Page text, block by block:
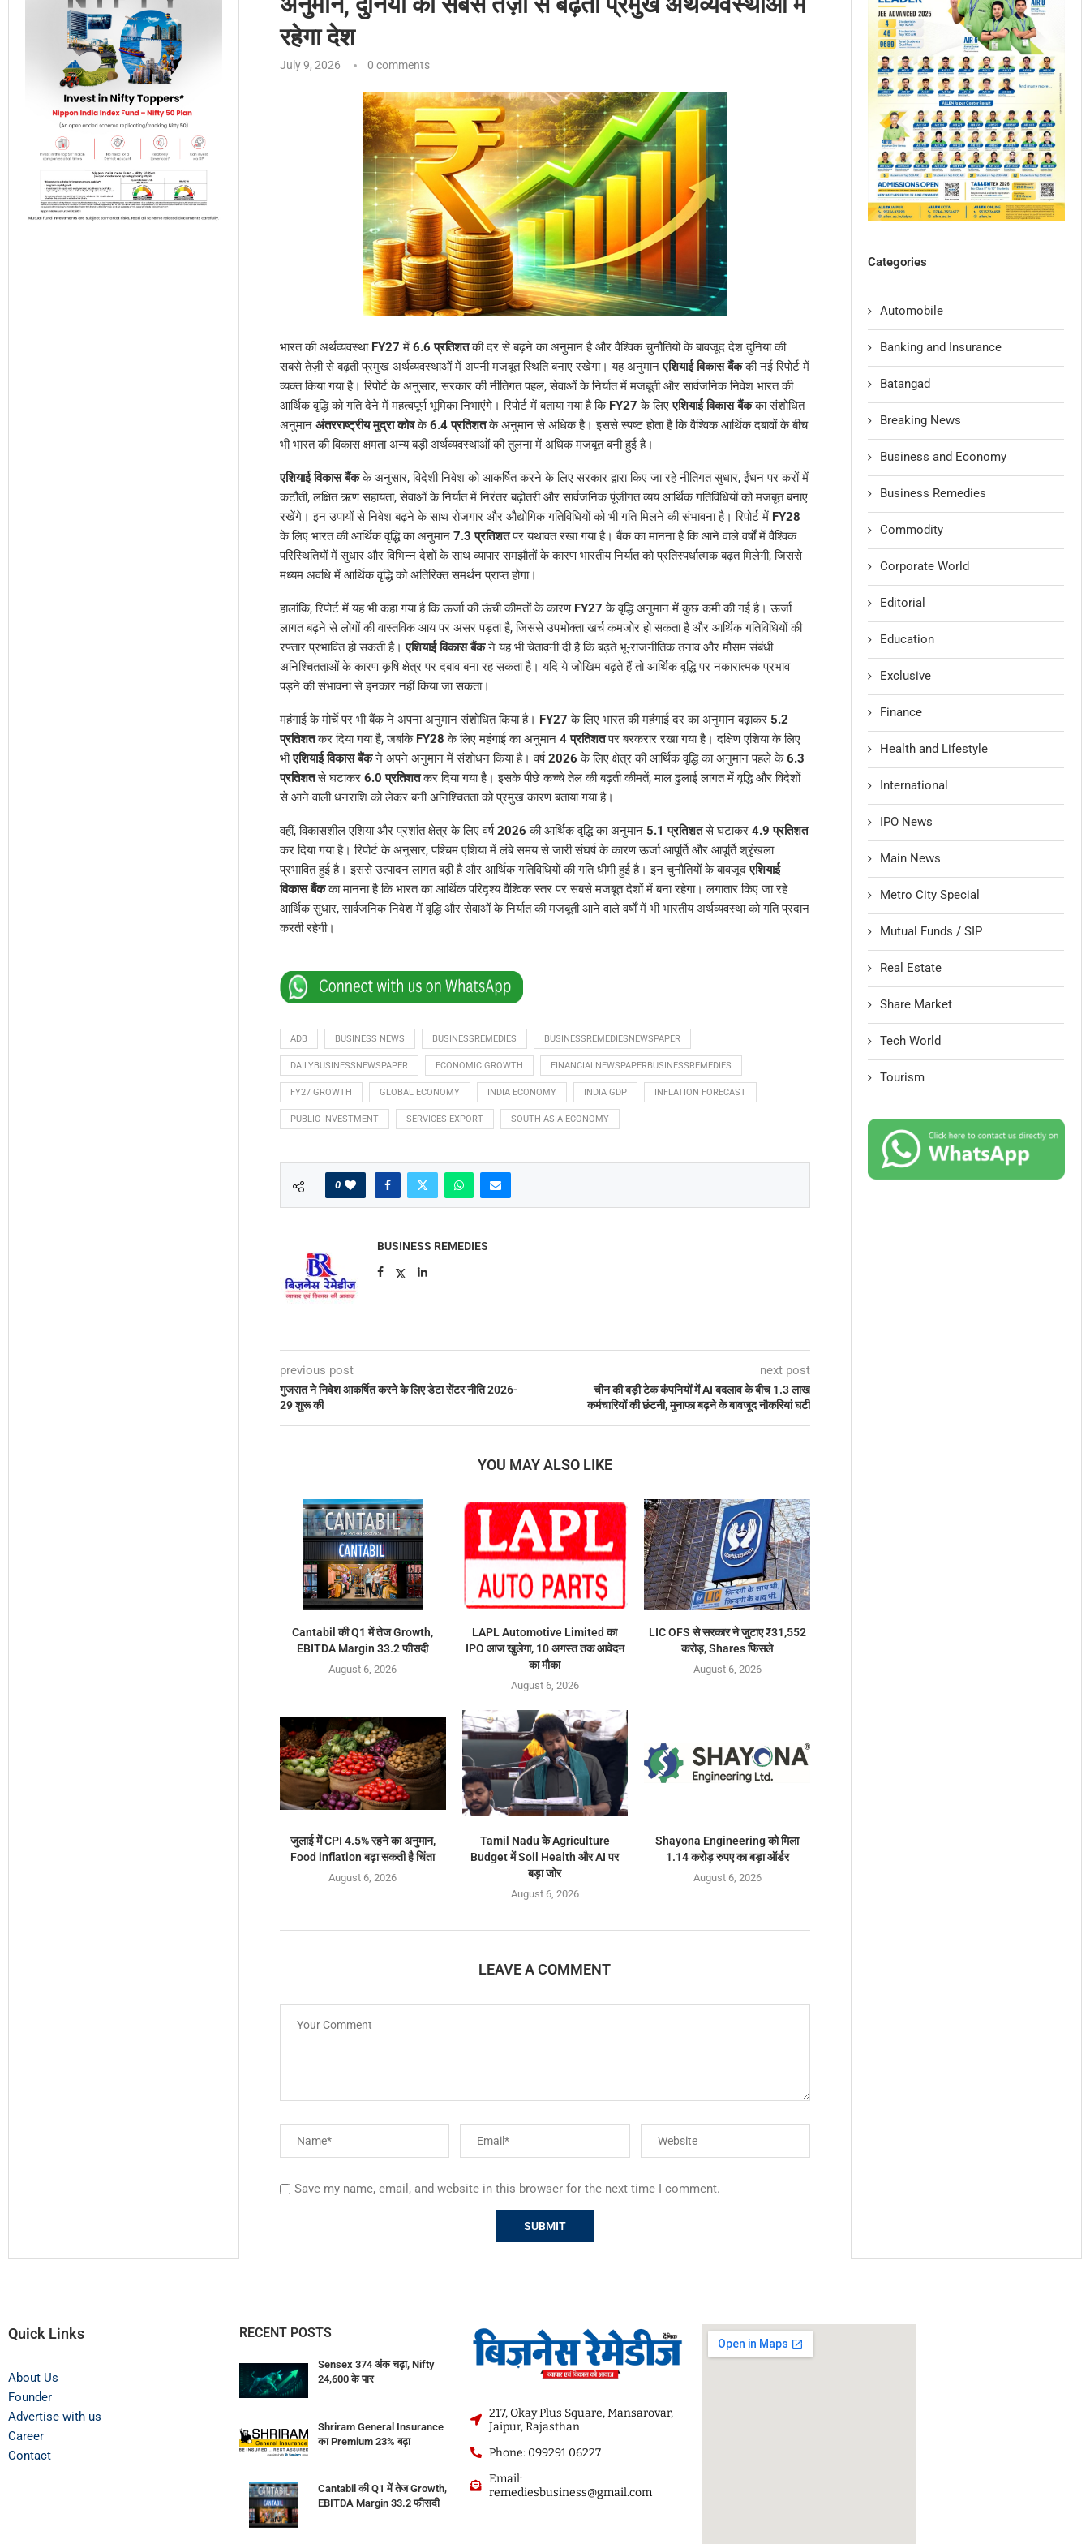
रहेगा देश
July 9, 2026 0 comments
भारत की अर्थव्यवस्था FY27 में 6.6 प्रतिशतकी दर से बढ़ने का अनुमान है और वैश्विक चुनौतियों के बावजूद देश दुनिया की
सबसे तेज़ी से बढ़ती प्रमुख अर्थव्यवस्थाओं में अपनी मजबूत स्थिति बनाए रखेगा। यह अनुमानएशियाई विकास बैंककी नई रिपोर्ट में
व्यक्त किया गया है। रिपोर्ट के अनुसार, सरकार की नीतिगत पहल, सेवाओं के निर्यात में मजबूती और सार्वजनिक निवेश भारत की
आर्थिक वृद्धि को गति देने में महत्वपूर्ण भूमिका निभाएंगे। रिपोर्ट में बताया गया है कि FY27 के लिएएशियाई विकास बैंकका संशोधित
अनुमान अंतरराष्ट्रीय मुद्रा कोषके6.4 प्रतिशतके अनुमान से अधिक है। इससे स्पष्ट होता है कि वैश्विक आर्थिक दबावों के बीच
भी भारत की विकास क्षमता अन्य बड़ी अर्थव्यवस्थाओं की तुलना में अधिक मजबूत बनी हुई है।
एशियाई विकास बैंकके अनुसार, विदेशी निवेश को आकर्षित करने के लिए सरकार द्वारा किए जा रहे नीतिगत सुधार, ईंधन पर करों में
कटौती, लक्षित ऋण सहायता, सेवाओं के निर्यात में निरंतर बढ़ोतरी और सार्वजनिक पूंजीगत व्यय आर्थिक गतिविधियों को मजबूत बनाए
रखेंगे। इन उपायों से निवेश बढ़ने के साथ रोजगार और औद्योगिक गतिविधियों को भी गति मिलने की संभावना है। रिपोर्ट में FY28
के लिए भारत की आर्थिक वृद्धि का अनुमान 7.3 प्रतिशतपर यथावत रखा गया है। बैंक का मानना है कि आने वाले वर्षों में वैश्विक
परिस्थितियों में सुधार और विभिन्न देशों के साथ व्यापार समझौतों के कारण भारतीय निर्यात को प्रतिस्पर्धात्मक बढ़त मिलेगी, जिससे
मध्यम अवधि में आर्थिक वृद्धि को अतिरिक्त समर्थन प्राप्त होगा।
हालांकि, रिपोर्ट में यह भी कहा गया है कि ऊर्जा की ऊंची कीमतों के कारण FY27 के वृद्धि अनुमान में कुछ कमी की गई है। ऊर्जा
लागत बढ़ने से लोगों की वास्तविक आय पर असर पड़ता है, जिससे उपभोक्ता खर्च कमजोर हो सकता है और आर्थिक गतिविधियों की
रफ्तार प्रभावित हो सकती है।एशियाई विकास बैंकने यह भी चेतावनी दी है कि बढ़ते भू-राजनीतिक तनाव और मौसम संबंधी
अनिश्चितताओं के कारण कृषि क्षेत्र पर दबाव बना रह सकता है। यदि ये जोखिम बढ़ते हैं तो आर्थिक वृद्धि पर नकारात्मक प्रभाव
पड़ने की संभावना से इनकार नहीं किया जा सकता।
महंगाई के मोर्चे पर भी बैंक ने अपना अनुमान संशोधित किया है। FY27 के लिए भारत की महंगाई दर का अनुमान बढ़ाकर 5.2
प्रतिशतकर दिया गया है, जबकि FY28 के लिए महंगाई का अनुमान 4 प्रतिशतपर बरकरार रखा गया है। दक्षिण एशिया के लिए
भीएशियाई विकास बैंकने अपने अनुमान में संशोधन किया है। वर्ष2026 के लिए क्षेत्र की आर्थिक वृद्धि का अनुमान पहले के6.3
प्रतिशतसे घटाकर 6.0 प्रतिशतकर दिया गया है। इसके पीछे कच्चे तेल की बढ़ती कीमतें, माल ढुलाई लागत में वृद्धि और विदेशों
से आने वाली धनराशि को लेकर बनी अनिश्चितता को प्रमुख कारण बताया गया है।
वहीं, विकासशील एशिया और प्रशांत क्षेत्र के लिए वर्ष2026 की आर्थिक वृद्धि का अनुमान 5.1 प्रतिशतसे घटाकर 4.9 प्रतिशत
कर दिया गया है। रिपोर्ट के अनुसार, पश्चिम एशिया में लंबे समय से जारी संघर्ष के कारण ऊर्जा आपूर्ति और आपूर्ति श्रृंखला
प्रभावित हुई है। इससे उत्पादन लागत बढ़ी है और आर्थिक गतिविधियों की गति धीमी हुई है। इन चुनौतियों के बावजूदएशियाई
विकास बैंकका मानना है कि भारत का आर्थिक परिदृश्य वैश्विक स्तर पर सबसे मजबूत देशों में बना रहेगा। लगातार किए जा रहे
आर्थिक सुधार, सार्वजनिक निवेश में वृद्धि और सेवाओं के निर्यात की मजबूती आने वाले वर्षों में भी भारतीय अर्थव्यवस्था को गति प्रदान
करती रहेगी।
ADB BUSINESS NEWS BUSINESSREMEDIES BUSINESSREMEDIESNEWSPAPER
DAILYBUSINESSNEWSPAPER ECONOMIC GROWTH FINANCIALNEWSPAPERBUSINESSREMEDIES
FY27 GROWTH GLOBAL ECONOMY INDIA ECONOMY INDIA GDP INFLATION FORECAST
PUBLIC INVESTMENT SERVICES EXPORT SOUTH ASIA ECONOMY
0
BUSINESS REMEDIES
previous post
गुजरात ने निवेश आकर्षित करने के लिए डेटा सेंटर नीति 2026-
29 शुरू की
next post
चीन की बड़ी टेक कंपनियों में AI बदलाव के बीच 1.3 लाख
कर्मचारियों की छंटनी, मुनाफा बढ़ने के बावजूद नौकरियां घटीं
YOU MAY ALSO LIKE
Cantabil की Q1 में तेज Growth,
EBITDA Margin 33.2 फीसदी
August 6, 2026
LAPL Automotive Limited का
IPO आज खुलेगा, 10 अगस्त तक आवेदन
का मौका
August 6, 2026
LIC OFS से सरकार ने जुटाए ₹31,552
करोड़, Shares फिसले
August 6, 2026
जुलाई में CPI 4.5% रहने का अनुमान,
Food inflation बढ़ा सकती है चिंता
August 6, 2026
Tamil Nadu के Agriculture
Budget में Soil Health और AI पर
बड़ा जोर
August 6, 2026
Shayona Engineering को मिला
1.14 करोड़ रुपए का बड़ा ऑर्डर
August 6, 2026
LEAVE A COMMENT
Save my name, email, and website in this browser for the next time I comment.
Categories
Automobile
Banking and Insurance
Batangad
Breaking News
Business and Economy
Business Remedies
Commodity
Corporate World
Editorial
Education
Exclusive
Finance
Health and Lifestyle
International
IPO News
Main News
Metro City Special
Mutual Funds / SIP
Real Estate
Share Market
Tech World
Tourism
Quick Links
About Us
Founder
Advertise with us
Career
Contact
RECENT POSTS
Sensex 374 अंक चढ़ा, Nifty
24,600 के पार
Shriram General Insurance
का Premium 23% बढ़ा
Cantabil की Q1 में तेज Growth,
EBITDA Margin 33.2 फीसदी
217, Okay Plus Square, Mansarovar,
Jaipur, Rajasthan
Phone: 099291 06227
Email:
remediesbusiness@gmail.com